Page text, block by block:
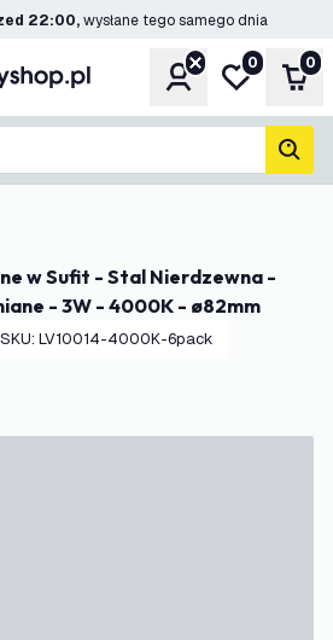
22:00,wysłane tego samego dnia
KontoMoja lista
0 0
- 3W - 4000K - ø82mm
SKU: LV10014-4000K-6pack